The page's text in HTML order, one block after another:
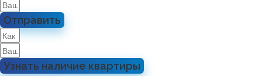
Отправить
Узнать наличие квартиры